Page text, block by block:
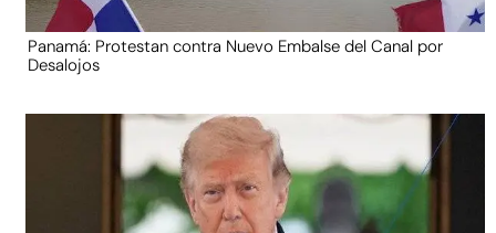
Panamá: Protestan contra Nuevo Embalse del Canal por
Desalojos